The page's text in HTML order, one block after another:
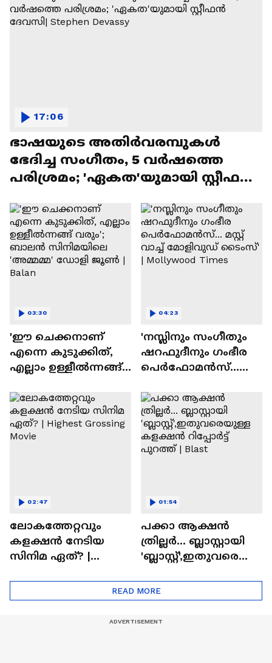
ഭാഷയുടെ അതിർവരമ്പുകൾ
ഭേദിച്ച സംഗീതം, 5 വർഷത്തെ
പരിശ്രമം; 'ഏകത'യുമായി സ്റ്റീഫൻ
17:06
'ഈ ചെക്കനാണ്
എന്നെ കുടുക്കിത്,
എല്ലാം ഉള്ളീൽന്നങ്ങ്
സിനിമയിലെ
'അമ്മമ്മ' ഡോളി
ജൂൺ | Balan
03:30
'നസ്ലിനും സംഗീതും
ഷറഫുദീനും ഗംഭീര
പെർഫോമൻസ്...
ടൈംസ്' | Mollywood
Times
04:23
ലോകത്തേറ്റവും
കളക്ഷൻ നേടിയ
സിനിമ ഏത്? |
02:47
പക്കാ ആക്ഷൻ
ത്രില്ലർ... ബ്ലാസ്റ്റായി
'ബ്ലാസ്റ്റ്',ഇതുവരെയു
റിപ്പോർട്ട് പുറത്ത് |
Blast
01:54
READ MORE